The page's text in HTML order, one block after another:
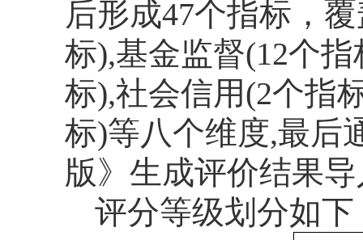
后形成47个指标，
标),基金监督(12个指
标),社会信用(2个指
标)等八个维度,最后
版》生成评价结果
评分等级划分如下